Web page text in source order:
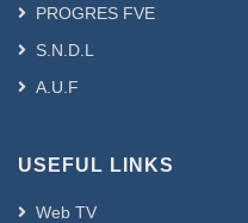
PROGRES FVE
S.N.D.L
A.U.F
USEFUL LINKS
Web TV